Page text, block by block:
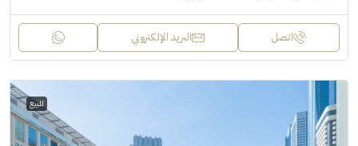
اتصل البريد الإلكتروني
للبيع